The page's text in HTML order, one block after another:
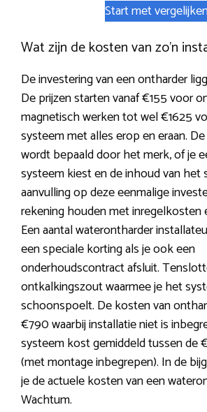
Start met
Wat zijn de kosten van zo’n
De investering van een ontharder
De prijzen starten vanaf €155 voor
magnetisch werken tot wel €1625
systeem met alles erop en eraan.
wordt bepaald door het merk, of je
systeem kiest en de inhoud van het
aanvulling op deze eenmalige
rekening houden met inregelkosten
Een aantal waterontharder
een speciale korting als je ook een
onderhoudscontract afsluit.
ontkalkingszout waarmee je het
schoonspoelt. De kosten van
€790 waarbij installatie niet is
systeem kost gemiddeld tussen de
(met montage inbegrepen). In de
je de actuele kosten van een
Wachtum.